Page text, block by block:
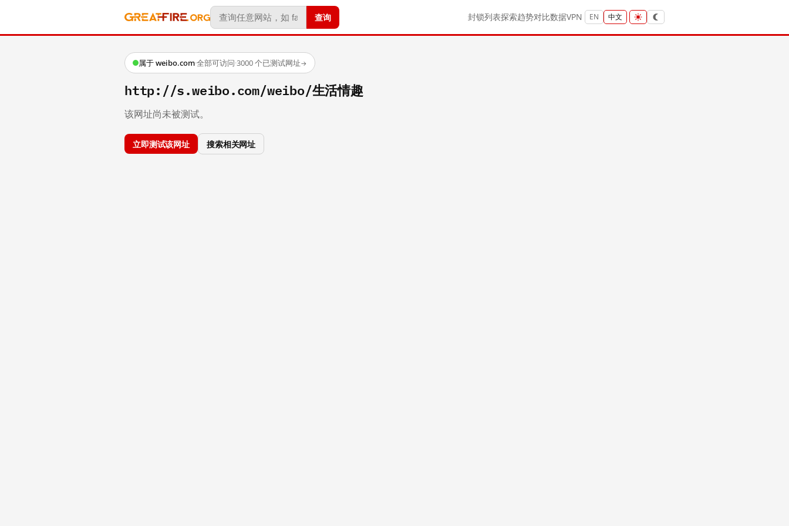
查询 封锁列表探索趋势对比数据VPN EN 中文
属于 weibo.com·全部可访问·3000 个已测试网址→
http://s.weibo.com/weibo/生活情趣
该网址尚未被测试。
立即测试该网址 搜索相关网址